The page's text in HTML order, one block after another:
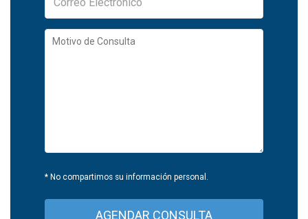
* No compartimos su información personal.